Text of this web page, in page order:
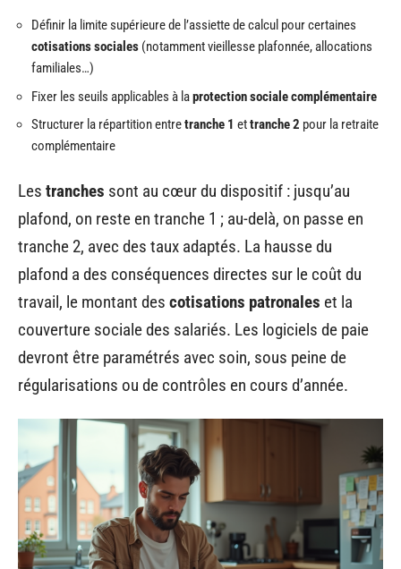
Définir la limite supérieure de l’assiette de calcul pour certaines
cotisations sociales (notamment vieillesse plafonnée, allocations
familiales…)
Fixer les seuils applicables à laprotection sociale complémentaire
Structurer la répartition entretranche 1 ettranche 2 pour la retraite
complémentaire
Les tranches sont au cœur du dispositif : jusqu’au
plafond, on reste en tranche 1 ; au-delà, on passe en
tranche 2, avec des taux adaptés. La hausse du
plafond a des conséquences directes sur le coût du
travail, le montant des cotisations patronales et la
couverture sociale des salariés. Les logiciels de paie
devront être paramétrés avec soin, sous peine de
régularisations ou de contrôles en cours d’année.